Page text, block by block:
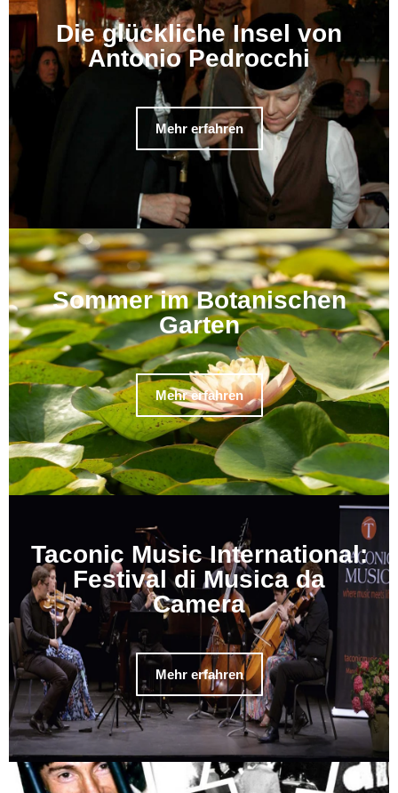
Die glückliche Insel von
Antonio Pedrocchi
Mehr erfahren
Sommer im Botanischen
Garten
Mehr erfahren
Taconic Music International:
Festival di Musica da
Camera
Mehr erfahren